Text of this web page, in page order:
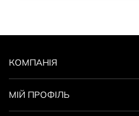
КОМПАНІЯ
МІЙ ПРОФІЛЬ